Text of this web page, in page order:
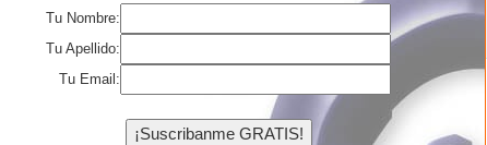
Resultados de la búsqueda .
Tu Nombre:
Tu Apellido:
Tu Email: